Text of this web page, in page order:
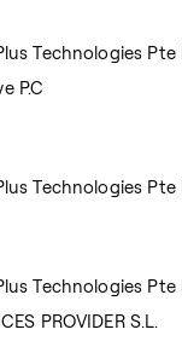
Technologies Pte
P.C
Technologies Pte
Technologies Pte
PROVIDER S.L.